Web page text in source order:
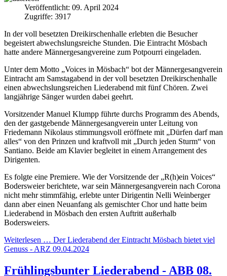
Veröffentlicht: 09. April 2024
Zugriffe: 3917
In der voll besetzten Dreikirschenhalle erlebten die Besucher
begeistert abwechslungsreiche Stunden. Die Eintracht Mösbach
hatte andere Männergesangvereine zum Potpourri eingeladen.
Unter dem Motto „Voices in Mösbach“ bot der Männergesangverein
Eintracht am Samstagabend in der voll besetzten Dreikirschenhalle
einen abwechslungsreichen Liederabend mit fünf Chören. Zwei
langjährige Sänger wurden dabei geehrt.
Vorsitzender Manuel Klumpp führte durchs Programm des Abends,
den der gastgebende Männergesangverein unter Leitung von
Friedemann Nikolaus stimmungsvoll eröffnete mit „Dürfen darf man
alles“ von den Prinzen und kraftvoll mit „Durch jeden Sturm“ von
Santiano. Beide am Klavier begleitet in einem Arrangement des
Dirigenten.
Es folgte eine Premiere. Wie der Vorsitzende der „R(h)ein Voices“
Bodersweier berichtete, war sein Männergesangverein nach Corona
nicht mehr stimmfähig, erlebte unter Dirigentin Nelli Weinberger
dann aber einen Neuanfang als gemischter Chor und hatte beim
Liederabend in Mösbach den ersten Auftritt außerhalb
Bodersweiers.
Weiterlesen … Der Liederabend der Eintracht Mösbach bietet viel
Genuss - ARZ 09.04.2024
Frühlingsbunter Liederabend - ABB 08.